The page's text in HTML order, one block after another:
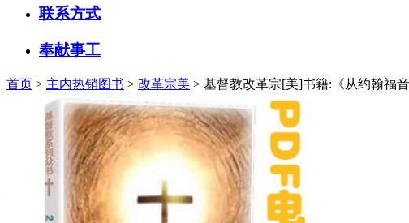
联系方式
奉献事工
首页 > 主内热销图书 > 改革宗美 > 基督教改革宗[美]书籍:《从约翰福音